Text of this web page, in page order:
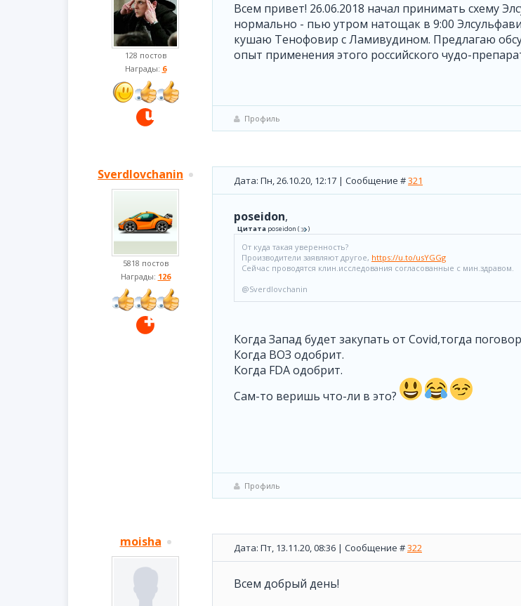
128 постов
Награды: 6
Всем привет! 26.06.2018 начал принимать схему
нормально - пью утром натощак в 9:00
кушаю Тенофовир с Ламивудином. Предлагаю
опыт применения этого российского чудо-
Профиль
Sverdlovchanin
5818 постов
Награды: 126
Дата: Пн, 26.10.20, 12:17 | Сообщение #321
poseidon,
Цитата poseidon ( )
От куда такая уверенность?
Производители заявляют другое, https://u.to/usYGGg
Сейчас проводятся клин.исследования согласованные с мин.здравом.
@Sverdlovchanin
Когда Запад будет закупать от Covid,тогда
Когда ВОЗ одобрит.
Когда FDA одобрит.
Сам-то веришь что-ли в это?
Профиль
moisha Дата: Пт, 13.11.20, 08:36 | Сообщение #322
Всем добрый день!